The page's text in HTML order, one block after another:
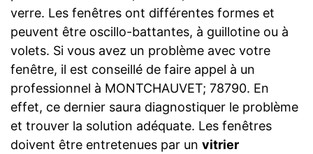
verre. Les fenêtres ont différentes formes et
peuvent être oscillo-battantes, à guillotine ou à
volets. Si vous avez un problème avec votre
fenêtre, il est conseillé de faire appel à un
professionnel à MONTCHAUVET; 78790. En
effet, ce dernier saura diagnostiquer le problème
et trouver la solution adéquate. Les fenêtres
doivent être entretenues par un vitrier